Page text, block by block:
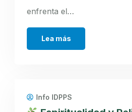
enfrenta el…
Lea más
Info IDPPS